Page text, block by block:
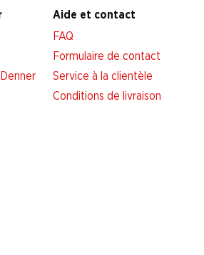
Aide et contact
FAQ
Formulaire de contact
Service à la clientèle
Conditions de livraison